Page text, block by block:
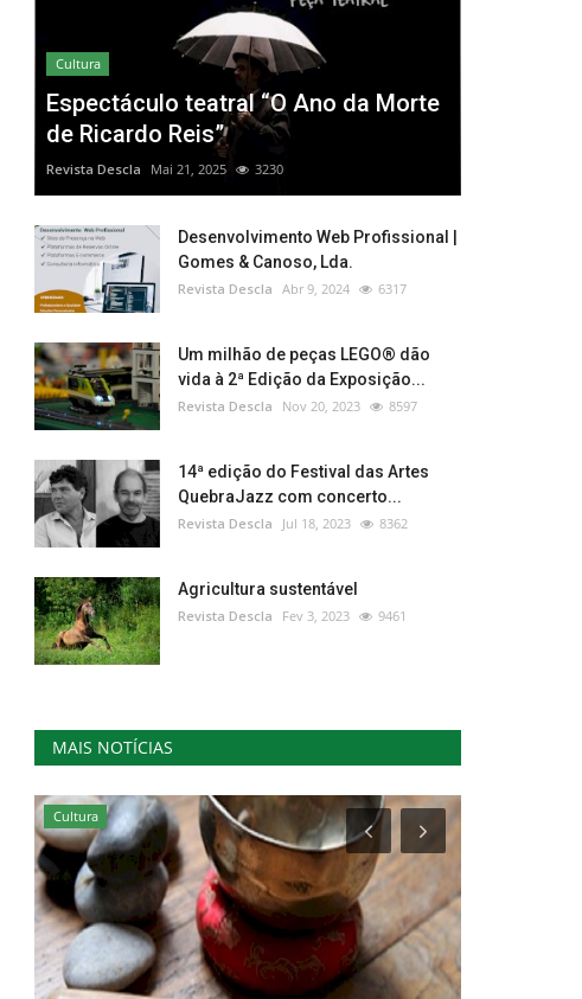
Cultura
Espectáculo teatral “O Ano da Morte
de Ricardo Reis”
Revista Descla Mai 21, 2025 3230
Desenvolvimento Web Profissional |
Gomes & Canoso, Lda.
Revista Descla Abr 9, 2024 6317
Um milhão de peças LEGO® dão
vida à 2ª Edição da Exposição...
Revista Descla Nov 20, 2023 8597
14ª edição do Festival das Artes
QuebraJazz com concerto...
Revista Descla Jul 18, 2023 8362
Agricultura sustentável
Revista Descla Fev 3, 2023 9461
MAIS NOTÍCIAS
Cultura